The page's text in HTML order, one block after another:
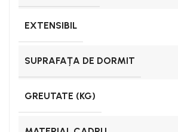
EXTENSIBIL
SUPRAFAȚA DE DORMIT
GREUTATE (KG)